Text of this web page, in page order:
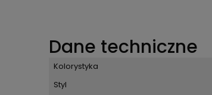
Dane techniczne
Kolorystyka
Styl